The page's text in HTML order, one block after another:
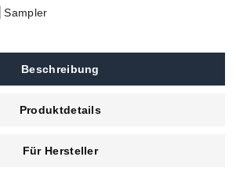
|Sampler
Beschreibung
Produktdetails
Für Hersteller